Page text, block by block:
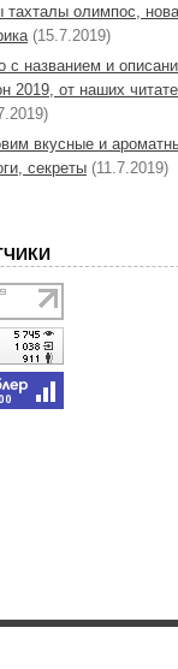
тахталы олимпос,
(15.7.2019)
с названием и
2019, от наших
вкусные и
секреты (11.7.2019)